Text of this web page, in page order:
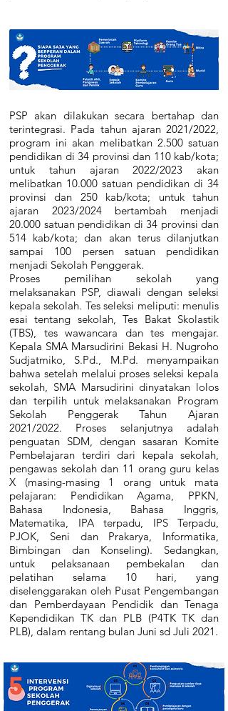
PSP akan dilakukan secara bertahap dan
terintegrasi. Pada tahun ajaran 2021/2022,
program ini akan melibatkan 2.500 satuan
pendidikan di 34 provinsi dan 110 kab/kota;
untuk tahun ajaran 2022/2023 akan
melibatkan 10.000 satuan pendidikan di 34
provinsi dan 250 kab/kota; untuk tahun
ajaran 2023/2024 bertambah menjadi
20.000 satuan pendidikan di 34 provinsi dan
514 kab/kota; dan akan terus dilanjutkan
sampai 100 persen satuan pendidikan
menjadi Sekolah Penggerak.
Proses pemilihan sekolah yang
melaksanakan PSP, diawali dengan seleksi
kepala sekolah. Tes seleksi meliputi: menulis
esai tentang sekolah, Tes Bakat Skolastik
(TBS), tes wawancara dan tes mengajar.
Kepala SMA Marsudirini Bekasi H. Nugroho
Sudjatmiko, S.Pd., M.Pd. menyampaikan
bahwa setelah melalui proses seleksi kepala
sekolah, SMA Marsudirini dinyatakan lolos
dan terpilih untuk melaksanakan Program
Sekolah Penggerak Tahun Ajaran
2021/2022. Proses selanjutnya adalah
penguatan SDM, dengan sasaran Komite
Pembelajaran terdiri dari kepala sekolah,
pengawas sekolah dan 11 orang guru kelas
X (masing-masing 1 orang untuk mata
pelajaran: Pendidikan Agama, PPKN,
Bahasa Indonesia, Bahasa Inggris,
Matematika, IPA terpadu, IPS Terpadu,
PJOK, Seni dan Prakarya, Informatika,
Bimbingan dan Konseling). Sedangkan,
untuk pelaksanaan pembekalan dan
pelatihan selama 10 hari, yang
diselenggarakan oleh Pusat Pengembangan
dan Pemberdayaan Pendidik dan Tenaga
Kependidikan TK dan PLB (P4TK TK dan
PLB), dalam rentang bulan Juni sd Juli 2021.